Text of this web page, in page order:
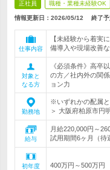
正社員 職種・業種未経験OK
情報更新日：2026/05/12 終了予
仕事内容
【未経験から着実
備導入や現場改善
対象と
なる方
《必須条件》高卒
の方／社内外の関
ョン力
勤務地
※いずれかの配属
＞ 大阪府柏原市円
給与
月給220,000円～
試用期間6ヶ月（待
初年度
400万円～500万円